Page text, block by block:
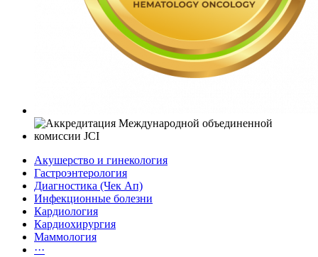
Акушерство и гинекология
Гастроэнтерология
Диагностика (Чек Ап)
Инфекционные болезни
Кардиология
Кардиохирургия
Маммология
···